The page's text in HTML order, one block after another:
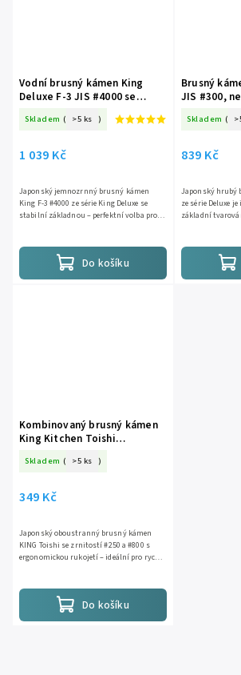
Vodní brusný kámen King
Deluxe F‑3 JIS #4000 se
Skladem ( >5 ks )
1 039 Kč
Do košíku
Japonský jemnozrnný brusný kámen
King F-3 #4000 ze série King Deluxe se
stabilní základnou – perfektní volba pro
Brusný
JIS #300,
Skladem (
839 Kč
Japonský hrubý
ze série Deluxe
základní
Kombinovaný brusný kámen
King Kitchen Toishi
Skladem ( >5 ks )
349 Kč
Do košíku
Japonský oboustranný brusný kámen
KING Toishi se zrnitostí #250 a #800 s
ergonomickou rukojetí – ideální pro rychlé